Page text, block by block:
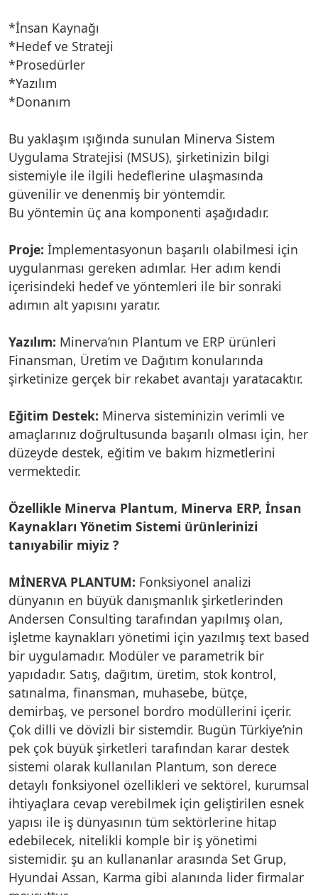
*İnsan Kaynağı
*Hedef ve Strateji
*Prosedürler
*Yazılım
*Donanım
Bu yaklaşım ışığında sunulan Minerva Sistem
Uygulama Stratejisi (MSUS), şirketinizin bilgi
sistemiyle ile ilgili hedeflerine ulaşmasında
güvenilir ve denenmiş bir yöntemdir.
Bu yöntemin üç ana komponenti aşağıdadır.
Proje: İmplementasyonun başarılı olabilmesi için
uygulanması gereken adımlar. Her adım kendi
içerisindeki hedef ve yöntemleri ile bir sonraki
adımın alt yapısını yaratır.
Yazılım: Minerva’nın Plantum ve ERP ürünleri
Finansman, Üretim ve Dağıtım konularında
şirketinize gerçek bir rekabet avantajı yaratacaktır.
Eğitim Destek: Minerva sisteminizin verimli ve
amaçlarınız doğrultusunda başarılı olması için, her
düzeyde destek, eğitim ve bakım hizmetlerini
vermektedir.
Özellikle Minerva Plantum, Minerva ERP, İnsan
Kaynakları Yönetim Sistemi ürünlerinizi
tanıyabilir miyiz ?
MİNERVA PLANTUM: Fonksiyonel analizi
dünyanın en büyük danışmanlık şirketlerinden
Andersen Consulting tarafından yapılmış olan,
işletme kaynakları yönetimi için yazılmış text based
bir uygulamadır. Modüler ve parametrik bir
yapıdadır. Satış, dağıtım, üretim, stok kontrol,
satınalma, finansman, muhasebe, bütçe,
demirbaş, ve personel bordro modüllerini içerir.
Çok dilli ve dövizli bir sistemdir. Bugün Türkiye’nin
pek çok büyük şirketleri tarafından karar destek
sistemi olarak kullanılan Plantum, son derece
detaylı fonksiyonel özellikleri ve sektörel, kurumsal
ihtiyaçlara cevap verebilmek için geliştirilen esnek
yapısı ile iş dünyasının tüm sektörlerine hitap
edebilecek, nitelikli komple bir iş yönetimi
sistemidir. şu an kullananlar arasında Set Grup,
Hyundai Assan, Karma gibi alanında lider firmalar